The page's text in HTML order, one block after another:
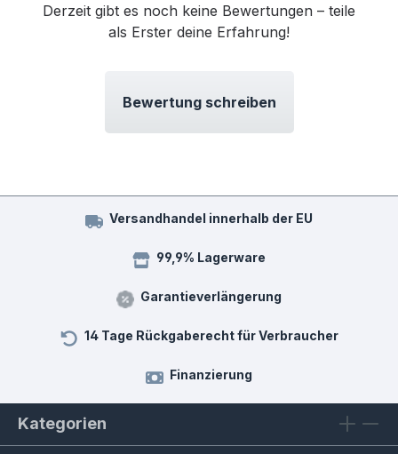
Derzeit gibt es noch keine Bewertungen – teile
als Erster deine Erfahrung!
Bewertung schreiben
Versandhandel innerhalb der EU
99,9% Lagerware
Garantieverlängerung
14 Tage Rückgaberecht für Verbraucher
Finanzierung
Kategorien